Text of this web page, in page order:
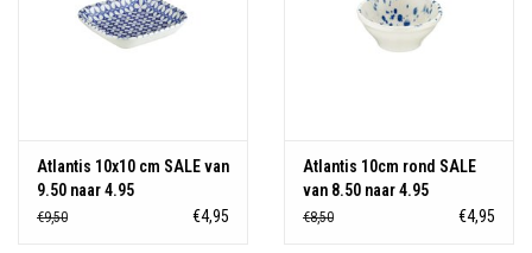
Atlantis 10x10 cm SALE van
9.50 naar 4.95
€9,50 €4,95
Atlantis 10cm rond SALE
van 8.50 naar 4.95
€8,50 €4,95